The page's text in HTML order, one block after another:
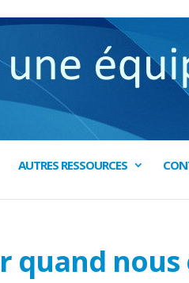
AUTRES RESSOURCES
quand nous